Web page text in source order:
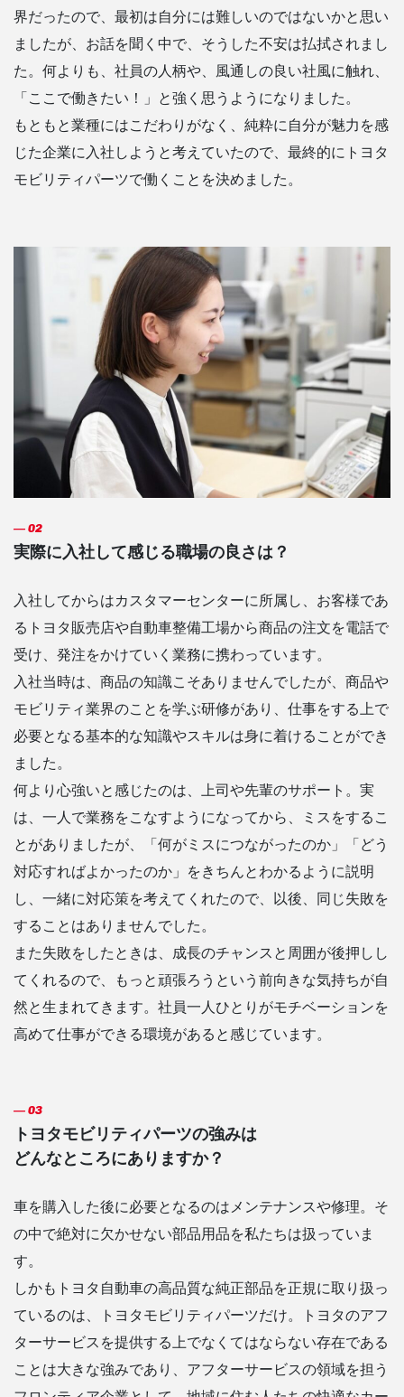
界だったので、最初は自分には難しいのではないかと思い
ましたが、お話を聞く中で、そうした不安は払拭されまし
た。何よりも、社員の人柄や、風通しの良い社風に触れ、
「ここで働きたい！」と強く思うようになりました。
もともと業種にはこだわりがなく、純粋に自分が魅力を感
じた企業に入社しようと考えていたので、最終的にトヨタ
モビリティパーツで働くことを決めました。
実際に入社して感じる職場の良さは？
入社してからはカスタマーセンターに所属し、お客様であ
るトヨタ販売店や自動車整備工場から商品の注文を電話で
受け、発注をかけていく業務に携わっています。
入社当時は、商品の知識こそありませんでしたが、商品や
モビリティ業界のことを学ぶ研修があり、仕事をする上で
必要となる基本的な知識やスキルは身に着けることができ
ました。
何より心強いと感じたのは、上司や先輩のサポート。実
は、一人で業務をこなすようになってから、ミスをするこ
とがありましたが、「何がミスにつながったのか」「どう
対応すればよかったのか」をきちんとわかるように説明
し、一緒に対応策を考えてくれたので、以後、同じ失敗を
することはありませんでした。
また失敗をしたときは、成長のチャンスと周囲が後押しし
てくれるので、もっと頑張ろうという前向きな気持ちが自
然と生まれてきます。社員一人ひとりがモチベーションを
高めて仕事ができる環境があると感じています。
トヨタモビリティパーツの強みは
どんなところにありますか？
車を購入した後に必要となるのはメンテナンスや修理。そ
の中で絶対に欠かせない部品用品を私たちは扱っていま
す。
しかもトヨタ自動車の高品質な純正部品を正規に取り扱っ
ているのは、トヨタモビリティパーツだけ。トヨタのアフ
ターサービスを提供する上でなくてはならない存在である
ことは大きな強みであり、アフターサービスの領域を担う